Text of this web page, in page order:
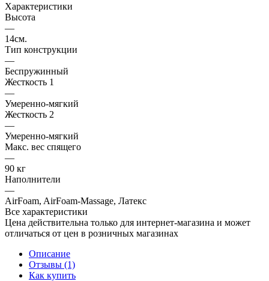
Характеристики
Высота
—
14см.
Тип конструкции
—
Беспружинный
Жесткость 1
—
Умеренно-мягкий
Жесткость 2
—
Умеренно-мягкий
Макс. вес спящего
—
90 кг
Наполнители
—
AirFoam, AirFoam-Massage, Латекс
Все характеристики
Цена действительна только для интернет-магазина и может
отличаться от цен в розничных магазинах
Описание
Отзывы (1)
Как купить